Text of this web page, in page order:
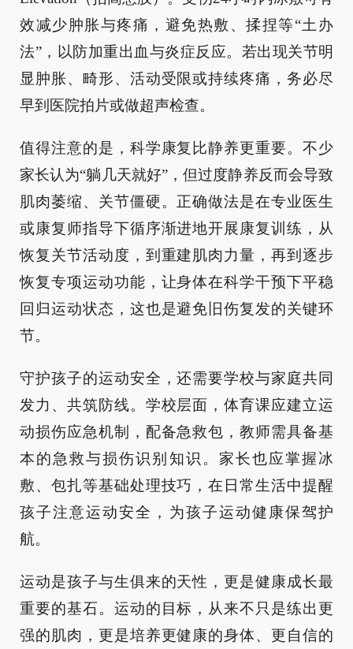
效减少肿胀与疼痛，避免热敷、揉捏等“土办
法”，以防加重出血与炎症反应。若出现关节明
显肿胀、畸形、活动受限或持续疼痛，务必尽
早到医院拍片或做超声检查。
值得注意的是，科学康复比静养更重要。不少
家长认为“躺几天就好”，但过度静养反而会导致
肌肉萎缩、关节僵硬。正确做法是在专业医生
或康复师指导下循序渐进地开展康复训练，从
恢复关节活动度，到重建肌肉力量，再到逐步
恢复专项运动功能，让身体在科学干预下平稳
回归运动状态，这也是避免旧伤复发的关键环
节。
守护孩子的运动安全，还需要学校与家庭共同
发力、共筑防线。学校层面，体育课应建立运
动损伤应急机制，配备急救包，教师需具备基
本的急救与损伤识别知识。家长也应掌握冰
敷、包扎等基础处理技巧，在日常生活中提醒
孩子注意运动安全，为孩子运动健康保驾护
航。
运动是孩子与生俱来的天性，更是健康成长最
重要的基石。运动的目标，从来不只是练出更
强的肌肉，更是培养更健康的身体、更自信的